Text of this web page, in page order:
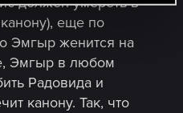
еще по
Эмгыр женится на
Эмгыр в любом
Радовида и
канону. Так, что